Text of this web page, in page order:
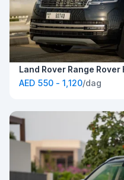
Land Rover Range Rover
AED 550 - 1,120/dag